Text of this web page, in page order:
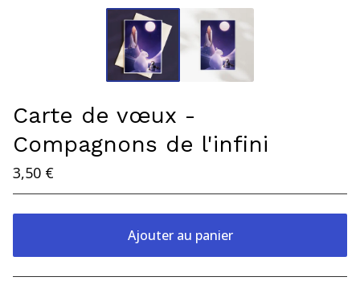
Carte de vœux -
Compagnons de l'infini
3,50 €
Ajouter au panier